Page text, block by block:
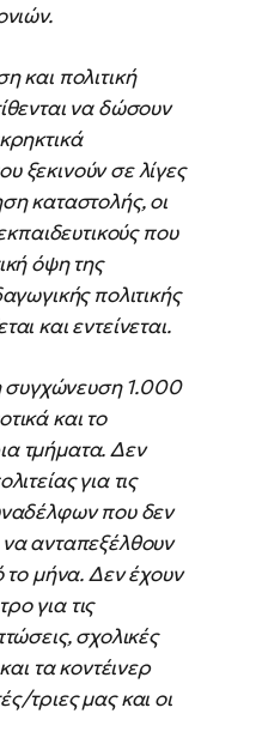
και πολιτική
να δώσουν
ξεκινούν σε λίγες
καταστολής, οι
που
όψη της
πολιτικής
και εντείνεται.
συγχώνευση 1.000
και το
τμήματα. Δεν
για τις
που δεν
ανταπεξέλθουν
το μήνα. Δεν έχουν
για τις
σχολικές
τα κοντέινερ
τριες μας και οι